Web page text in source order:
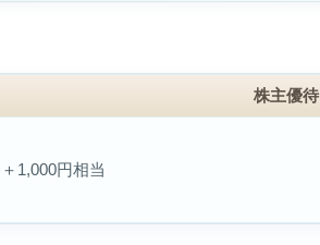
株主優待
＋1,000円相当